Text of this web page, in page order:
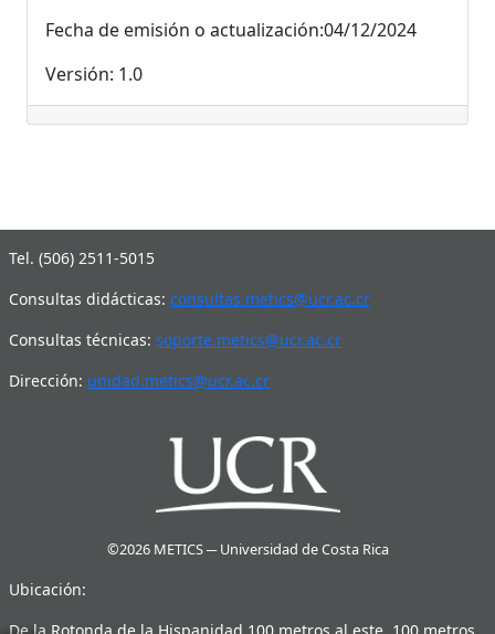
Fecha de emisión o actualización:04/12/2024
Versión: 1.0
Tel. (506) 2511-5015
Consultas didácticas: consultas.metics@ucr.ac.cr
Consultas técnicas: soporte.metics@ucr.ac.cr
Dirección: unidad.metics@ucr.ac.cr
©2026 METICS ─ Universidad de Costa Rica
Ubicación: